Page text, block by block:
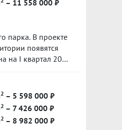
– 11 558 000 ₽
парка. В проекте
появятся
на I квартал 2025
2 – 5 598 000 ₽
2 – 7 426 000 ₽
2 – 8 982 000 ₽